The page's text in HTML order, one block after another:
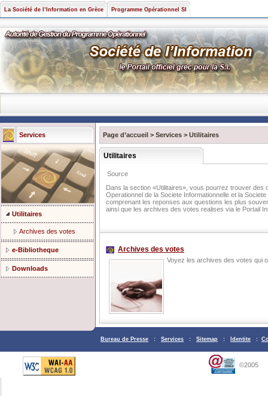
La Société de l’Information en Grèce Programme Opérationnel SI
Services
Utilitaires
Archives des votes
e-Βibliotheque
Downloads
Page d’accueil > Services > Utilitaires
Utilitaires
Source
Dans la section «Utilitaires», vous pourrez trouver des
Operationnel de la Societe Informationnelle et la
comprenant les reponses aux questions les plus
ainsi que les archives des votes realises via le Portail
Archives des votes
Voyez les archives des votes qui
Bureau de Presse : Services : Sitemap : Identite :
©2005